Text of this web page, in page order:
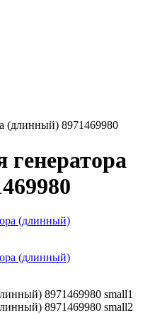
(длинный) 8971469980
генератора